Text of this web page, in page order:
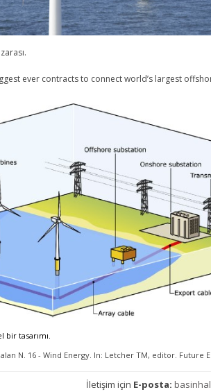
ever contracts to connect world’s largest
tasarımı.
N. 16 - Wind Energy. In: Letcher TM, editor. Future
İletişim için E-posta: